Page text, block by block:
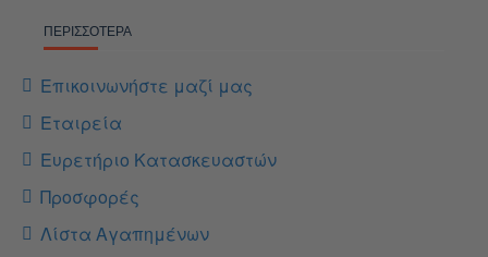
ΠΕΡΙΣΣΌΤΕΡΑ
Επικοινωνήστε μαζί μας
Εταιρεία
Ευρετήριο Κατασκευαστών
Προσφορές
Λίστα Αγαπημένων